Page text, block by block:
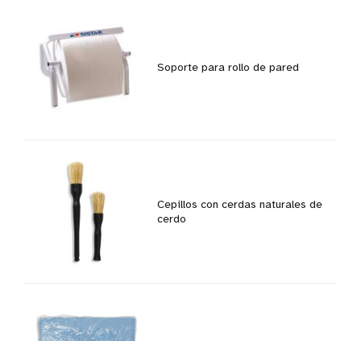
Soporte para rollo de pared
Cepillos con cerdas naturales de
cerdo